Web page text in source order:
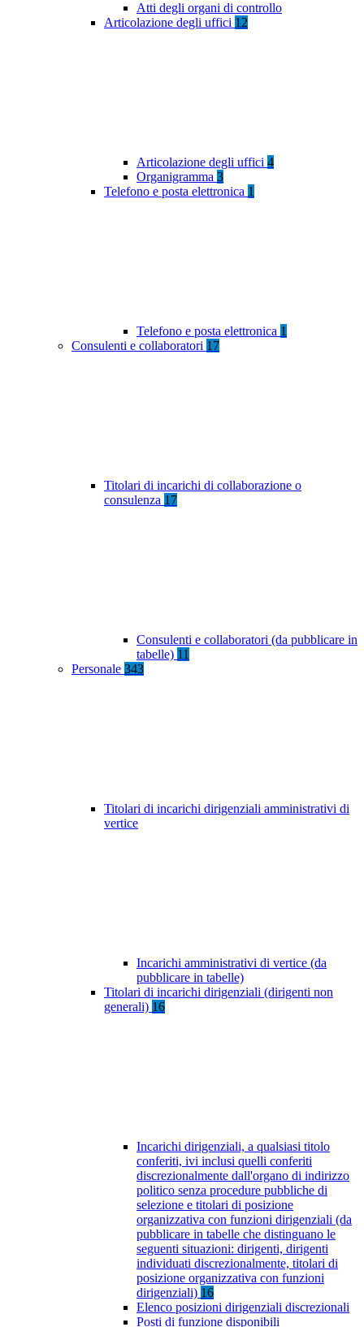
Atti degli organi di controllo
Articolazione degli uffici 12
Articolazione degli uffici 4
Organigramma 3
Telefono e posta elettronica 1
Telefono e posta elettronica 1
Consulenti e collaboratori 17
Titolari di incarichi di collaborazione o
consulenza 17
Consulenti e collaboratori (da pubblicare in
tabelle) 11
Personale 343
Titolari di incarichi dirigenziali amministrativi di
vertice
Incarichi amministrativi di vertice (da
pubblicare in tabelle)
Titolari di incarichi dirigenziali (dirigenti non
generali) 16
Incarichi dirigenziali, a qualsiasi titolo
conferiti, ivi inclusi quelli conferiti
discrezionalmente dall'organo di indirizzo
politico senza procedure pubbliche di
selezione e titolari di posizione
organizzativa con funzioni dirigenziali (da
pubblicare in tabelle che distinguano le
seguenti situazioni: dirigenti, dirigenti
individuati discrezionalmente, titolari di
posizione organizzativa con funzioni
dirigenziali) 16
Elenco posizioni dirigenziali discrezionali
Posti di funzione disponibili